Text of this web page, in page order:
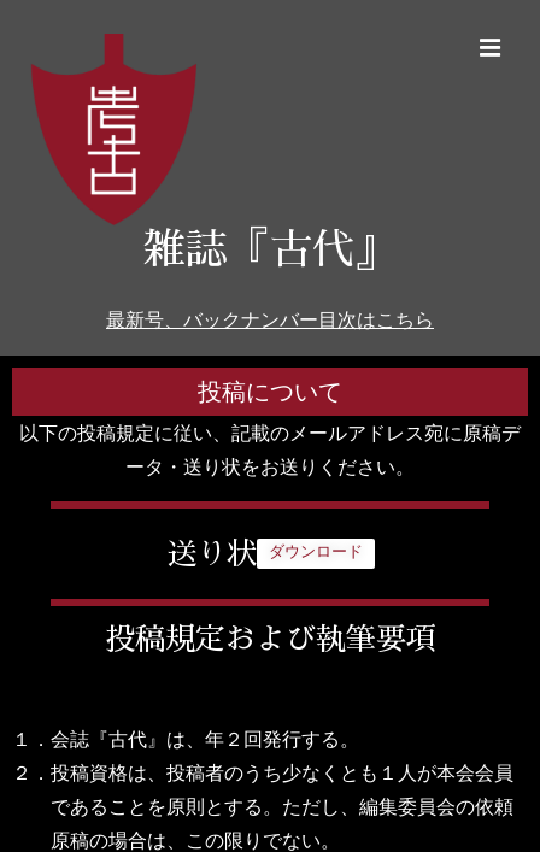
雑誌『古代』
最新号、バックナンバー目次はこちら
投稿について
以下の投稿規定に従い、記載のメールアドレス宛に原稿デ
ータ・送り状をお送りください。
送り状 ダウンロード
投稿規定および執筆要項
１．会誌『古代』は、年２回発行する。
２．投稿資格は、投稿者のうち少なくとも１人が本会会員
であることを原則とする。ただし、編集委員会の依頼
原稿の場合は、この限りでない。